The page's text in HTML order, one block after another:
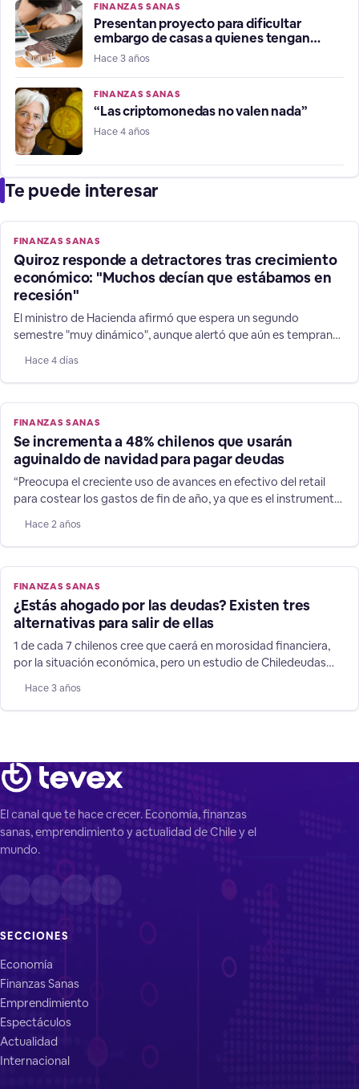
FINANZAS SANAS
Presentan proyecto para dificultar
embargo de casas a quienes tengan
morosidad
Hace 3 años
FINANZAS SANAS
“Las criptomonedas no valen nada”
Hace 4 años
Te puede interesar
FINANZAS SANAS
Quiroz responde a detractores tras crecimiento
económico: "Muchos decían que estábamos en
recesión"
El ministro de Hacienda afirmó que espera un segundo
semestre "muy dinámico", aunque alertó que aún es temprano
de 1,8% para la expansión de las finanzas chilenas.
Hace 4 días
FINANZAS SANAS
Se incrementa a 48% chilenos que usarán
aguinaldo de navidad para pagar deudas
“Preocupa el creciente uso de avances en efectivo del retail
para costear los gastos de fin de año, ya que es el instrumento
Chiledeudas.cl. Tanto navidad y vacaciones suman relevantes
gastos, y durante 2022, 80% de los chilenos afirmaron que
debieron endeudarse para solventarlos, usando
Hace 2 años
FINANZAS SANAS
¿Estás ahogado por las deudas? Existen tres
alternativas para salir de ellas
1 de cada 7 chilenos cree que caerá en morosidad financiera,
por la situación económica, pero un estudio de Chiledeudas
Según un nuevo estudio de Chiledeudas, aplicado a 3.000
personas en el país, el 72% de los chilenos cree que caerá en
Hace 3 años
El canal que te hace crecer. Economía, finanzas
sanas, emprendimiento y actualidad de Chile y el
mundo.
SECCIONES
Economía
Finanzas Sanas
Emprendimiento
Espectáculos
Actualidad
Internacional